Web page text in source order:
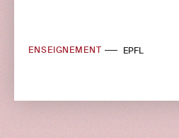
ENSEIGNEMENT EPFL